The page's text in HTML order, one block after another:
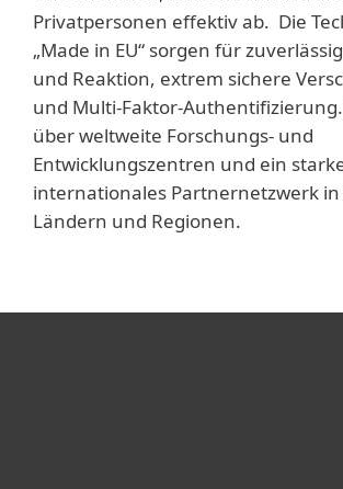
Privatpersonen effektiv ab. Die
„Made in EU“ sorgen für
und Reaktion, extrem sichere
und Multi-Faktor-Authentifizierung.
über weltweite Forschungs- und
Entwicklungszentren und ein
internationales Partnernetzwerk
Ländern und Regionen.